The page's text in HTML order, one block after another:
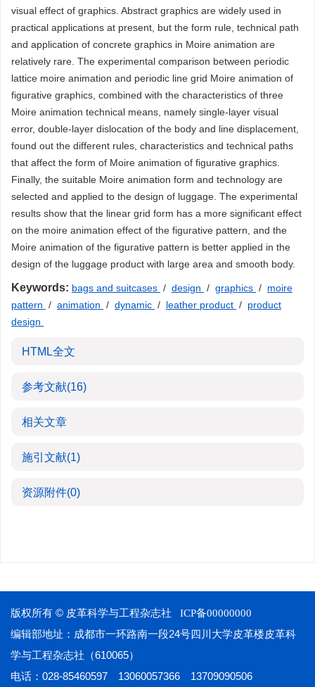
visual effect of graphics. Abstract graphics are widely used in
practical applications at present, but the form rule, technical path
and application of concrete graphics in Moire animation are
relatively rare. The experimental comparison between periodic
lattice moire animation and periodic line grid Moire animation of
figurative graphics, combined with the characteristics of three
Moire animation technical means, namely single-layer visual
error, double-layer dislocation of the body and line displacement,
found out the different rules, characteristics and technical paths
that affect the form of Moire animation of figurative graphics.
Finally, the suitable Moire animation form and technology are
selected and applied to the design of luggage. The experimental
results show that the linear grid form has a more significant effect
on the moire animation effect of the figurative pattern, and the
Moire animation of the figurative pattern is better applied in the
design of the luggage product with large area and smooth body.
Keywords: bags and suitcases / design / graphics / moire
pattern / animation / dynamic / leather product / product
design
HTML全文
参考文献(16)
相关文章
施引文献(1)
资源附件(0)
版权所有 © 皮革科学与工程杂志社 ICP备00000000
编辑部地址：成都市一环路南一段24号四川大学皮革楼皮革科
学与工程杂志社（610065）
电话：028-85460597 13060057366 13709090506